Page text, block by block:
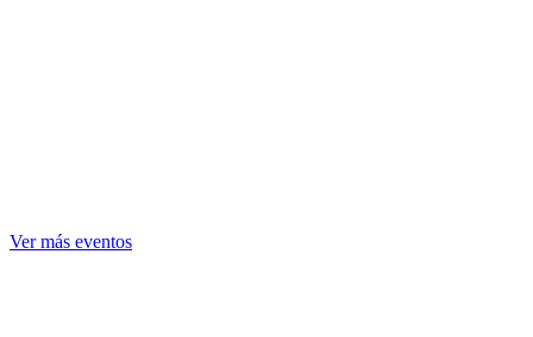
Ver más eventos